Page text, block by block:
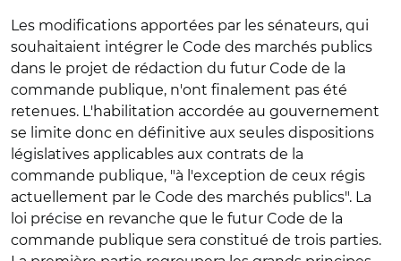
Les modifications apportées par les sénateurs, qui
souhaitaient intégrer le Code des marchés publics
dans le projet de rédaction du futur Code de la
commande publique, n'ont finalement pas été
retenues. L'habilitation accordée au gouvernement
se limite donc en définitive aux seules dispositions
législatives applicables aux contrats de la
commande publique, "à l'exception de ceux régis
actuellement par le Code des marchés publics". La
loi précise en revanche que le futur Code de la
commande publique sera constitué de trois parties.